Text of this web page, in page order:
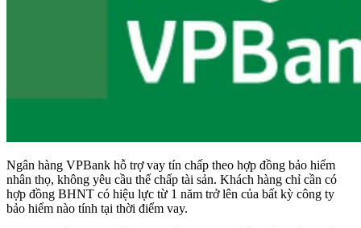
Ngân hàng VPBank hỗ trợ vay tín chấp theo hợp đồng bảo hiểm
nhân thọ, không yêu cầu thế chấp tài sản. Khách hàng chỉ cần có
hợp đồng BHNT có hiệu lực từ 1 năm trở lên của bất kỳ công ty
bảo hiểm nào tính tại thời điểm vay.